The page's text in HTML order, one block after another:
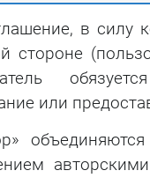
в силу
стороне
или